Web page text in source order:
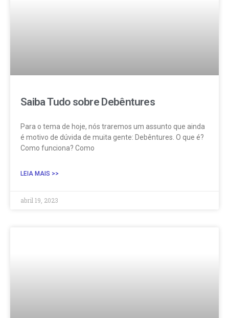
Saiba Tudo sobre Debêntures
Para o tema de hoje, nós traremos um assunto que ainda
é motivo de dúvida de muita gente: Debêntures. O que é?
Como funciona? Como
LEIA MAIS >>
abril 19, 2023